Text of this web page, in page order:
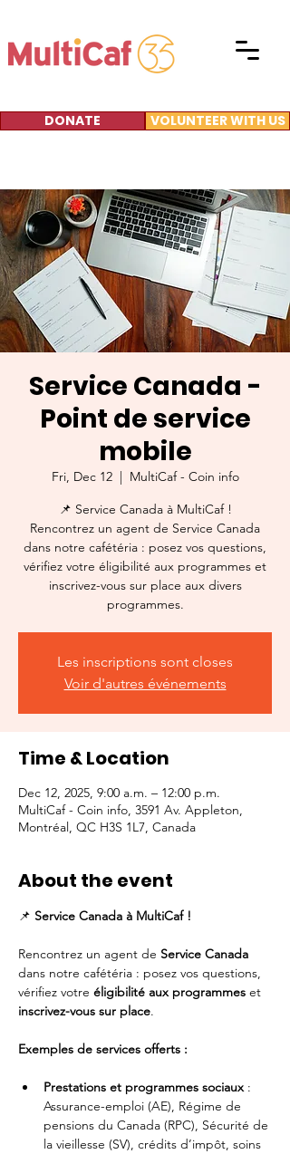
DONATE VOLUNTEER WITH US
Service Canada -
Point de service
mobile
Fri, Dec 12
  |
MultiCaf - Coin info
📌 Service Canada à MultiCaf !
Rencontrez un agent de Service Canada
dans notre cafétéria : posez vos questions,
vérifiez votre éligibilité aux programmes et
inscrivez-vous sur place aux divers
programmes.
Les inscriptions sont closes
Voir d'autres événements
Time & Location
Dec 12, 2025, 9:00 a.m. – 12:00 p.m.
MultiCaf - Coin info, 3591 Av. Appleton,
Montréal, QC H3S 1L7, Canada
About the event
📌 Service Canada à MultiCaf !
Rencontrez un agent de Service Canada
dans notre cafétéria : posez vos questions,
vérifiez votre éligibilité aux programmes et
inscrivez-vous sur place.
Exemples de services offerts :
Prestations et programmes sociaux :
Assurance-emploi (AE), Régime de
pensions du Canada (RPC), Sécurité de
la vieillesse (SV), crédits d’impôt, soins